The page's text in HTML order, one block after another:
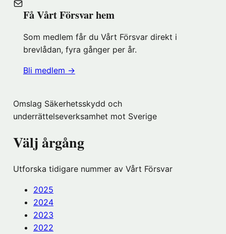
Få Vårt Försvar hem
Som medlem får du Vårt Försvar direkt i
brevlådan, fyra gånger per år.
Bli medlem →(öppnas
fönster
hos
Omslag Säkerhetsskydd och
underrättelseverksamhet mot Sverige
Välj årgång
Utforska tidigare nummer av Vårt Försvar
2025
2024
2023
2022